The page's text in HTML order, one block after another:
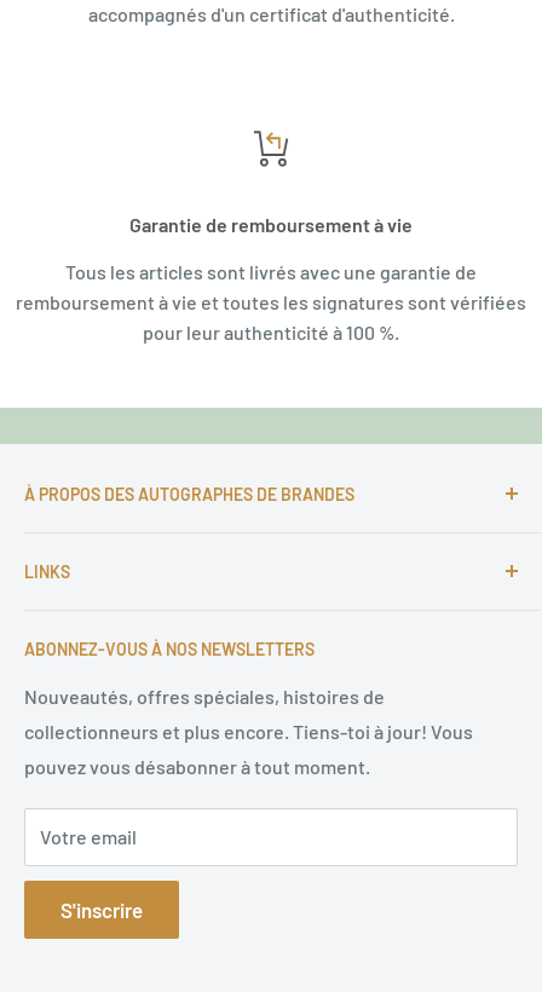
accompagnés d'un certificat d'authenticité.
Garantie de remboursement à vie
Tous les articles sont livrés avec une garantie de
remboursement à vie et toutes les signatures sont vérifiées
pour leur authenticité à 100 %.
À PROPOS DES AUTOGRAPHES DE BRANDES
autographes et depuis 1997, Markus Brandes
avec des signatures originales de haute qualité dans
LINKS
Conditions d'utilisation
Politique de remboursement
Politique de confidentialité
Sitemap
ABONNEZ-VOUS À NOS NEWSLETTERS
Nouveautés, offres spéciales, histoires de
collectionneurs et plus encore. Tiens-toi à jour! Vous
pouvez vous désabonner à tout moment.
Votre email
S'inscrire